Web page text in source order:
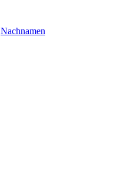
Nachnamen